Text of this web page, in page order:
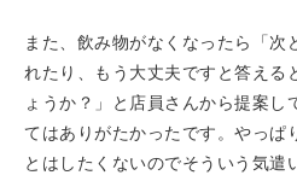
また、飲み物がなくなったら「次
れたり、もう大丈夫ですと答える
ょうか？」と店員さんから提案し
てはありがたかったです。やっぱ
とはしたくないのでそういう気遣